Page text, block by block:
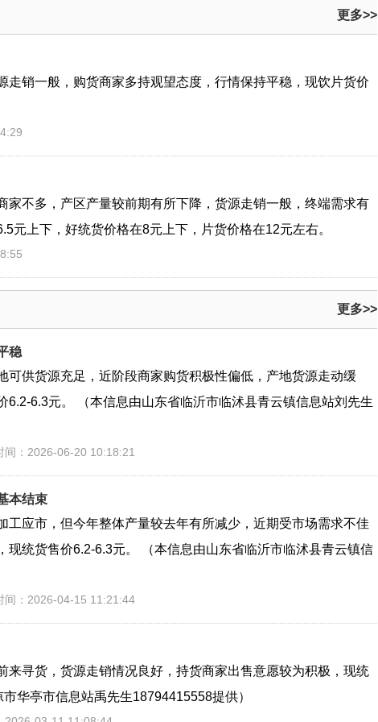
更多>>
走销一般，购货商家多持观望态度，行情保持平稳，现饮片货价
家不多，产区产量较前期有所下降，货源走销一般，终端需求有
元上下，好统货价格在8元上下，片货价格在12元左右。
更多>>
稳
可供货源充足，近阶段商家购货积极性偏低，产地货源走动缓
6.2-6.3元。 （本信息由山东省临沂市临沭县青云镇信息站刘先生
间：2026-06-20 10:18:21
本结束
工应市，但今年整体产量较去年有所减少，近期受市场需求不佳
现统货售价6.2-6.3元。 （本信息由山东省临沂市临沭县青云镇信
间：2026-04-15 11:21:44
来寻货，货源走销情况良好，持货商家出售意愿较为积极，现统
华亭市信息站禹先生18794415558提供）